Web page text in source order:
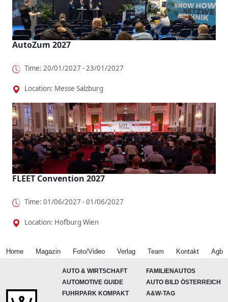
AutoZum 2027
Time: 20/01/2027 - 23/01/2027
Location: Messe Salzburg
FLEET Convention 2027
Time: 01/06/2027 - 01/06/2027
Location: Hofburg Wien
Home Magazin Foto/Video Verlag Team Kontakt Agb
AUTO & WIRTSCHAFT
FAMILIENAUTOS
AUTOMOTIVE GUIDE
AUTO BILD ÖSTERREICH
FUHRPARK KOMPAKT
A&W-TAG